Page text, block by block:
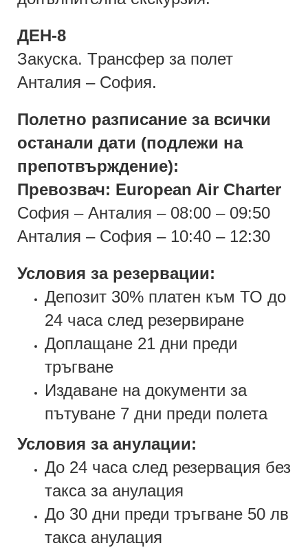
ДЕН-8
Закуска. Tрансфер за полет
Анталия – София.
Полетно разписание за всички
останали дати (подлежи на
препотвърждение):
Превозвач: European Air Charter
София – Анталия – 08:00 – 09:50
Анталия – София – 10:40 – 12:30
Условия за резервации:
Депозит 30% платен към ТО до
24 часа след резервиране
Доплащане 21 дни преди
тръгване
Издаване на документи за
пътуване 7 дни преди полета
Условия за анулации:
До 24 часа след резервация без
такса за анулация
До 30 дни преди тръгване 50 лв
такса анулация